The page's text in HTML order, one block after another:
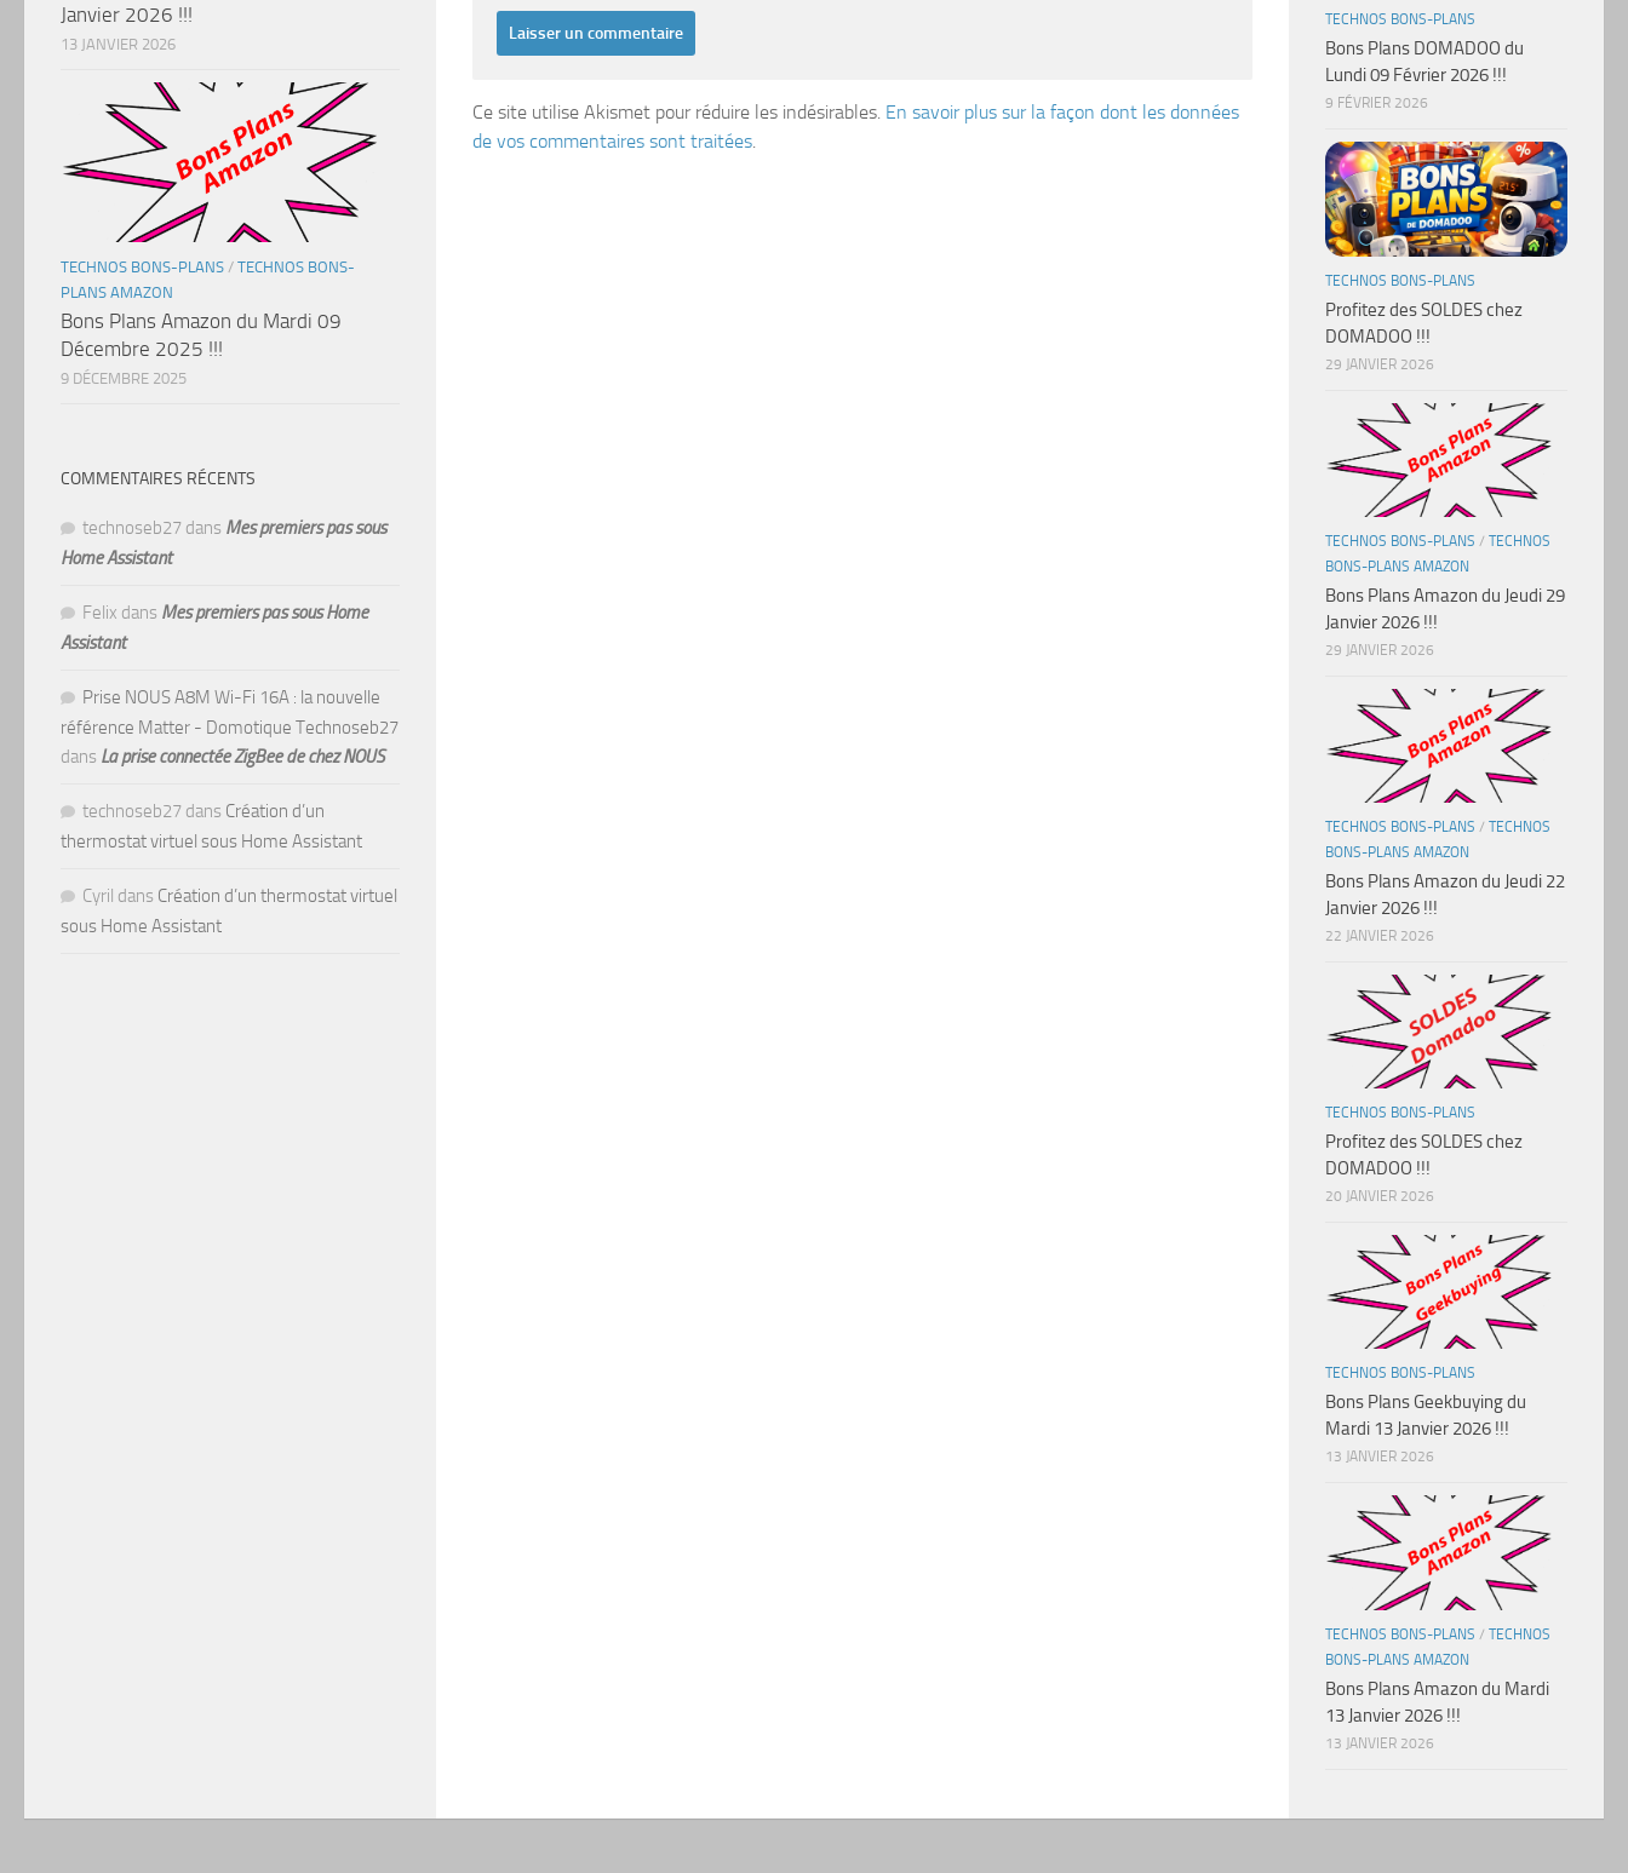
Ce site utilise Akismet pour réduire les indésirables. En savoir plus sur la façon dont les données
de vos commentaires sont traitées
Janvier 2026 !!!
13 JANVIER 2026
TECHNOS BONS-PLANS / TECHNOS BONS-
PLANS AMAZON
Bons Plans Amazon du Mardi 09
Décembre 2025 !!!
9 DÉCEMBRE 2025
COMMENTAIRES RÉCENTS
technoseb27 dans Mes premiers pas sous
Home Assistant
Felix dans Mes premiers pas sous Home
Assistant
Prise NOUS A8M Wi-Fi 16A : la nouvelle
référence Matter - Domotique Technoseb27
dans La prise connectée ZigBee de chez NOUS
technoseb27 dans Création d’un
thermostat virtuel sous Home Assistant
Cyril dans Création d’un thermostat virtuel
sous Home Assistant
TECHNOS BONS-PLANS
Bons Plans DOMADOO du
Lundi 09 Février 2026 !!!
9 FÉVRIER 2026
TECHNOS BONS-PLANS
Profitez des SOLDES chez
DOMADOO !!!
29 JANVIER 2026
TECHNOS BONS-PLANS / TECHNOS
BONS-PLANS AMAZON
Bons Plans Amazon du Jeudi 29
Janvier 2026 !!!
29 JANVIER 2026
TECHNOS BONS-PLANS / TECHNOS
BONS-PLANS AMAZON
Bons Plans Amazon du Jeudi 22
Janvier 2026 !!!
22 JANVIER 2026
TECHNOS BONS-PLANS
Profitez des SOLDES chez
DOMADOO !!!
20 JANVIER 2026
TECHNOS BONS-PLANS
Bons Plans Geekbuying du
Mardi 13 Janvier 2026 !!!
13 JANVIER 2026
TECHNOS BONS-PLANS / TECHNOS
BONS-PLANS AMAZON
Bons Plans Amazon du Mardi
13 Janvier 2026 !!!
13 JANVIER 2026